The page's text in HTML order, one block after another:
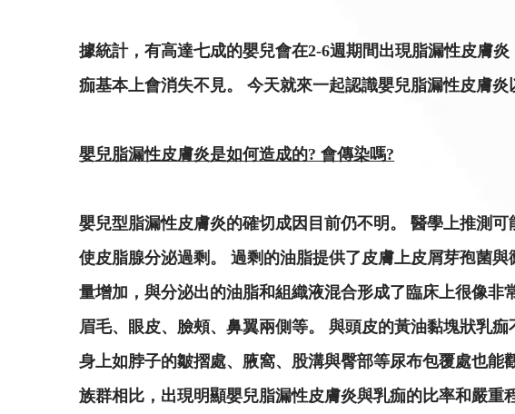
據統計，有高達七成的嬰兒會在2-6週期間出現脂漏性皮膚
痂基本上會消失不見。 今天就來一起認識嬰兒脂漏性皮膚炎
嬰兒脂漏性皮膚炎是如何造成的? 會傳染嗎?
嬰兒型脂漏性皮膚炎的確切成因目前仍不明。 醫學上推測
使皮脂腺分泌過剩。 過剩的油脂提供了皮膚上皮屑芽孢菌
量增加，與分泌出的油脂和組織液混合形成了臨床上很像非
眉毛、眼皮、臉頰、鼻翼兩側等。 與頭皮的黃油黏塊狀乳
身上如脖子的皺摺處、腋窩、股溝與臀部等尿布包覆處也
族群相比，出現明顯嬰兒脂漏性皮膚炎與乳痂的比率和嚴重